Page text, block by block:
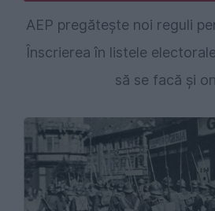
AEP pregătește noi reguli
Înscrierea în listele
să se facă și